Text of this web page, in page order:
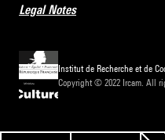
Legal Notes
Institut de Recherche et de
Copyright © 2022 Ircam. All